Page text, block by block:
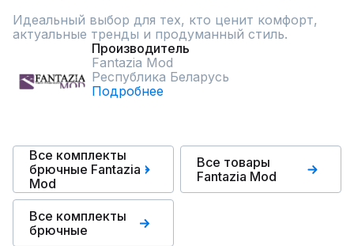
Идеальный выбор для тех, кто ценит комфорт,
актуальные тренды и продуманный стиль.
Производитель
Fantazia Mod
Республика Беларусь
Подробнее
Все комплекты
брючные Fantazia
Mod
Все товары
Fantazia Mod
Все комплекты
брючные